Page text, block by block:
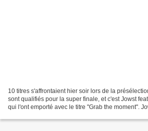
10 titres s'affrontaient hier soir lors de la
sont qualifiés pour la super finale, et c'est Jowst
qui l'ont emporté avec le titre "Grab the moment".